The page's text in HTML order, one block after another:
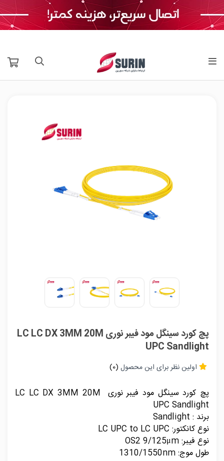
پچ کورد سینگل مود فیبر نوری LC LC DX 3MM 20M
UPC Sandlight
اولین نظر برای این محصول (0)
پچ کورد سینگل مود فیبر نوری LC LC DX 3MM 20M
UPC Sandlight
برند : Sandlight
نوع کانکتور: LC UPC to LC UPC
نوع فیبر: OS2 9/125μm
طول موج: 1310/1550nm